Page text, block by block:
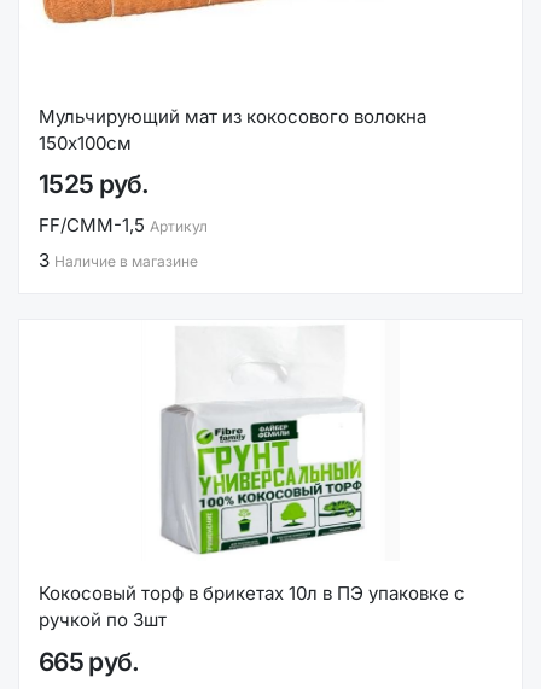
Мульчирующий мат из кокосового волокна
150х100см
1525 руб.
FF/СМM-1,5 Артикул
3 Наличие в магазине
Кокосовый торф в брикетах 10л в ПЭ упаковке с
ручкой по 3шт
665 руб.